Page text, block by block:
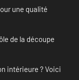
une qualité
de la découpe
intérieure ? Voici